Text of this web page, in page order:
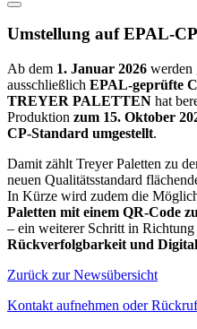
Umstellung auf EPAL-
Ab dem 1. Januar 2026 werden
ausschließlich EPAL-geprüfte
TREYER PALETTEN hat
Produktion zum 15. Oktober
CP-Standard umgestellt.
Damit zählt Treyer Paletten zu
neuen Qualitätsstandard
In Kürze wird zudem die
Paletten mit einem QR-Code
– ein weiterer Schritt in Richtung
Rückverfolgbarkeit und
Zurück zur Newsübersicht
Kontakt aufnehmen oder